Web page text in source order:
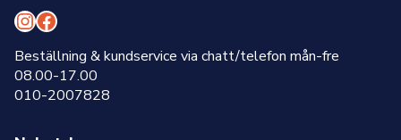
I
n
s
t
a
F
a
c
e
b
Beställning & kundservice via chatt/telefon mån-fre
08.00-17.00
010-2007828